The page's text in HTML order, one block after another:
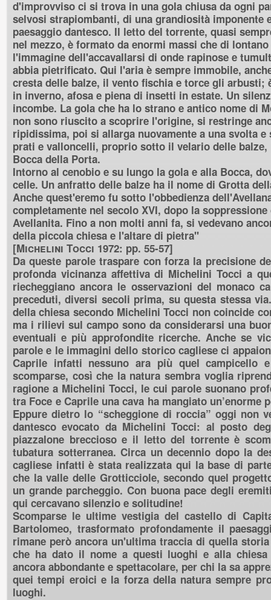
d'improvviso ci si trova in una gola chiusa da ogni
selvosi strapiombanti, di una grandiosità imponente
paesaggio dantesco. Il letto del torrente, quasi
nel mezzo, è formato da enormi massi che di
l'immagine dell'accavallarsi di onde rapinose e
abbia pietrificato. Qui l'aria è sempre immobile,
cresta delle balze, il vento fischia e torce gli arbusti;
in inverno, afosa e piena di insetti in estate. Un
incombe. La gola che ha lo strano e antico nome di
non sono riuscito a scoprire l'origine, si restringe
ripidissima, poi si allarga nuovamente a una svolta
prati e valloncelli, proprio sotto il velario delle balze,
Bocca della Porta.
Intorno al cenobio e su lungo la gola e alla Bocca,
celle. Un anfratto delle balze ha il nome di Grotta
Anche quest'eremo fu sotto l'obbedienza
completamente nel secolo XVI, dopo la
Avellanita. Fino a non molti anni fa, si vedevano
della piccola chiesa e l'altare di pietra"
[Michelini Tocci 1972: pp. 55-57]
Da queste parole traspare con forza la precisione
profonda vicinanza affettiva di Michelini Tocci a
riecheggiano ancora le osservazioni del monaco
preceduti, diversi secoli prima, su questa stessa
della chiesa secondo Michelini Tocci non coincide
ma i rilievi sul campo sono da considerarsi una
eventuali e più approfondite ricerche. Anche se
parole e le immagini dello storico cagliese ci
Caprile infatti nessuno ara più quel
scomparse, così che la natura sembra voglia
ragione a Michelini Tocci, le cui parole suonano
tra Foce e Caprile una cava ha mangiato un’enorme
Eppure dietro lo “scheggione di roccia” oggi non
dantesco evocato da Michelini Tocci: al posto
piazzalone breccioso e il letto del torrente è
tubatura sotterranea. Circa un decennio dopo la
cagliese infatti è stata realizzata qui la base di
che la valle delle Grotticciole, secondo quel
un grande parcheggio. Con buona pace degli
qui cercavano silenzio e solitudine!
Scomparse le ultime vestigia del castello di
Bartolomeo, trasformato profondamente il
rimane però ancora un'ultima traccia di quella
che ha dato il nome a questi luoghi e alla chiesa
ancora abbondante e spettacolare, per chi la sa
quei tempi eroici e la forza della natura sempre
luoghi.